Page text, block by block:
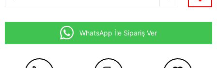
WhatsApp İle Sipariş Ver